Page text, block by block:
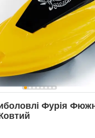
Фурія